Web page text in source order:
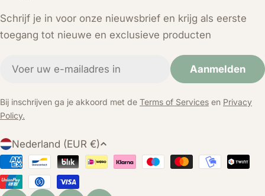
Schrijf je in voor onze nieuwsbrief en krijg als eerste
toegang tot nieuwe en exclusieve producten
Aanmelden
Bij inschrijven ga je akkoord met de Terms of Services en Privacy
Policy.
L
a
n
d
Nederland (EUR €)
Betaalmethoden